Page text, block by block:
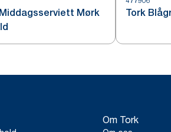
Mørk
Tork
Om Tork